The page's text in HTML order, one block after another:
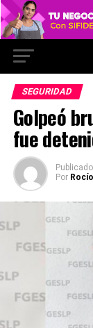
SEGURIDAD
Golpeó
fue
Publicado
Por